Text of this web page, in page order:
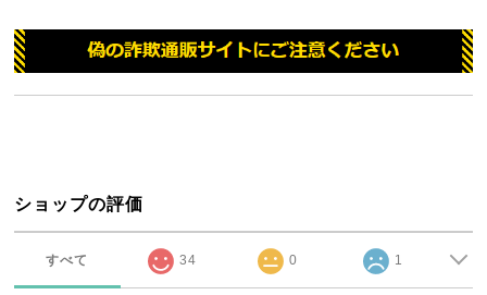
ショップの評価
すべて 34 0 1